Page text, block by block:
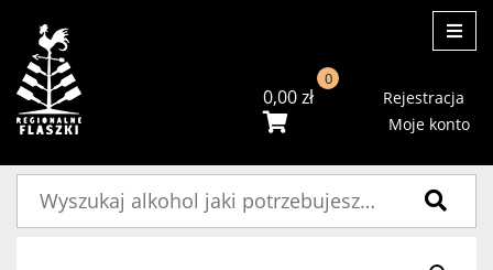
0,00zł
0
Rejestracja
Moje konto